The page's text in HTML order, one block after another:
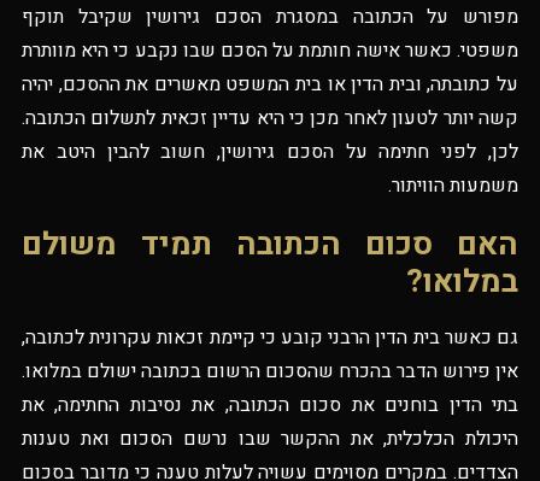
מפורש על הכתובה במסגרת הסכם גירושין שקיבל תוקף
משפטי. כאשר אישה חותמת על הסכם שבו נקבע כי היא מוותרת
על כתובתה, ובית הדין או בית המשפט מאשרים את ההסכם, יהיה
קשה יותר לטעון לאחר מכן כי היא עדיין זכאית לתשלום הכתובה.
לכן, לפני חתימה על הסכם גירושין, חשוב להבין היטב את
משמעות הוויתור.
האם סכום הכתובה תמיד משולם
במלואו?
גם כאשר בית הדין הרבני קובע כי קיימת זכאות עקרונית לכתובה,
אין פירוש הדבר בהכרח שהסכום הרשום בכתובה ישולם במלואו.
בתי הדין בוחנים את סכום הכתובה, את נסיבות החתימה, את
היכולת הכלכלית, את ההקשר שבו נרשם הסכום ואת טענות
הצדדים. במקרים מסוימים עשויה לעלות טענה כי מדובר בסכום